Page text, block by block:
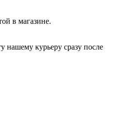
в магазине.
нашему курьеру сразу после